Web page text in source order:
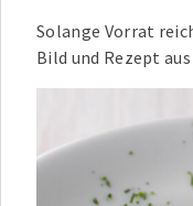
Solange Vorrat
Bild und Rezept